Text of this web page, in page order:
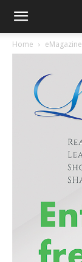
Home eMagazine